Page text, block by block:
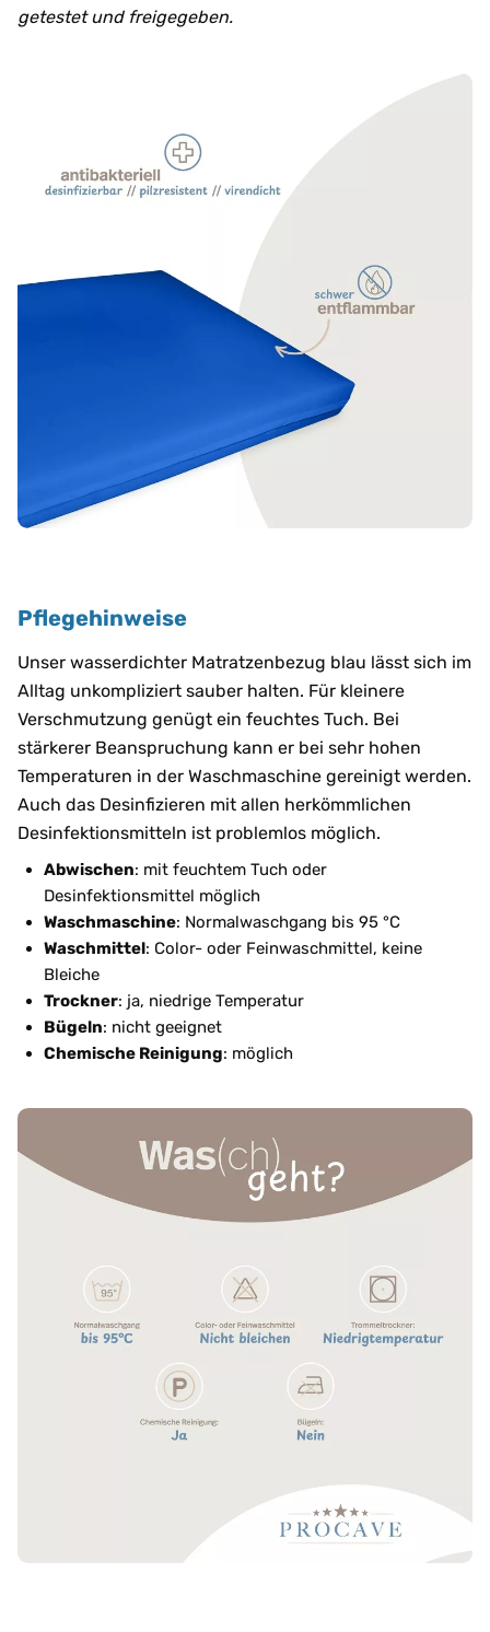
getestet und freigegeben.
Pflegehinweise
Unser wasserdichter Matratzenbezug blau lässt sich im
Alltag unkompliziert sauber halten. Für kleinere
Verschmutzung genügt ein feuchtes Tuch. Bei
stärkerer Beanspruchung kann er bei sehr hohen
Temperaturen in der Waschmaschine gereinigt werden.
Auch das Desinfizieren mit allen herkömmlichen
Desinfektionsmitteln ist problemlos möglich.
Abwischen: mit feuchtem Tuch oder
Desinfektionsmittel möglich
Waschmaschine: Normalwaschgang bis 95 °C
Waschmittel: Color- oder Feinwaschmittel, keine
Bleiche
Trockner: ja, niedrige Temperatur
Bügeln: nicht geeignet
Chemische Reinigung: möglich